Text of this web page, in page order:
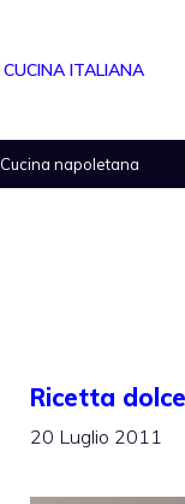
CUCINA ITALIANA
Cucina napoletana
Ricetta
20 Luglio 2011